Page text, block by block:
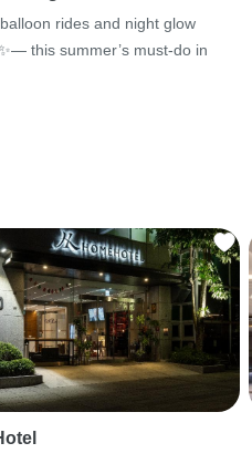
rides and night glow
this summer’s must-do in